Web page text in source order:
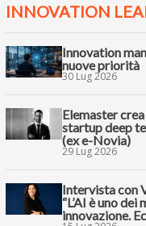
INNOVATION
Innovation
nuove priorità
30 Lug 2026
Elemaster
startup deep
(ex e-Novia)
29 Lug 2026
Intervista con
“L’AI è uno
innovazione.